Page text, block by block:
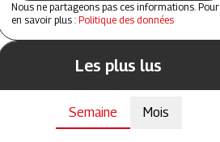
Nous ne partageons pas ces informations. Pour
en savoir plus : Politique des données
Les plus lus
Semaine Mois